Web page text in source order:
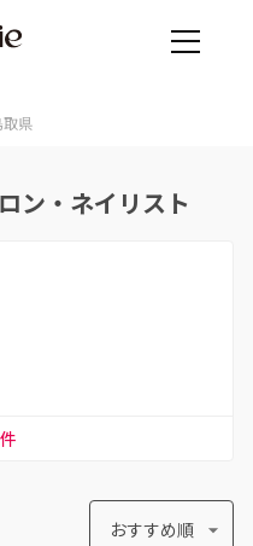
取県
ン・ネイリスト
おすすめ順